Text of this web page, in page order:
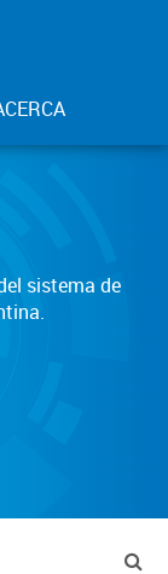
sistema de